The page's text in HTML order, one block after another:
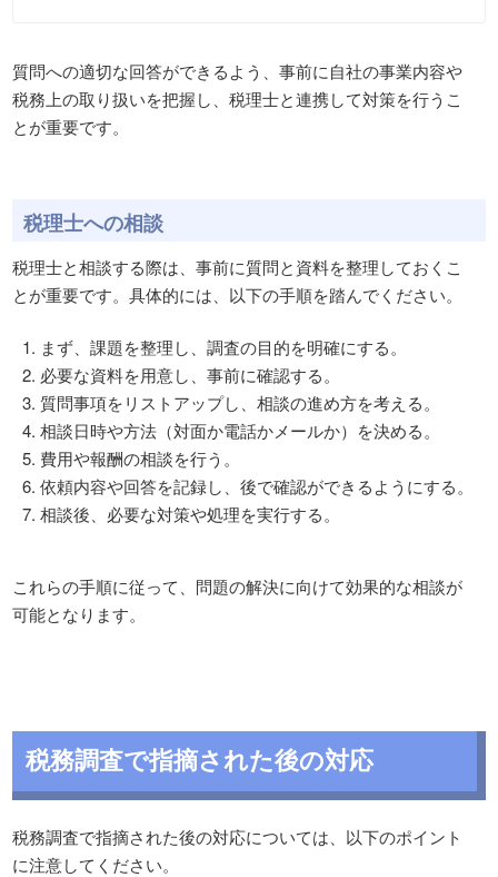
質問への適切な回答ができるよう、事前に自社の事業内容や
税務上の取り扱いを把握し、税理士と連携して対策を行うこ
とが重要です。
税理士への相談
税理士と相談する際は、事前に質問と資料を整理しておくこ
とが重要です。具体的には、以下の手順を踏んでください。
まず、課題を整理し、調査の目的を明確にする。
必要な資料を用意し、事前に確認する。
質問事項をリストアップし、相談の進め方を考える。
相談日時や方法（対面か電話かメールか）を決める。
費用や報酬の相談を行う。
依頼内容や回答を記録し、後で確認ができるようにする。
相談後、必要な対策や処理を実行する。
これらの手順に従って、問題の解決に向けて効果的な相談が
可能となります。
税務調査で指摘された後の対応
税務調査で指摘された後の対応については、以下のポイント
に注意してください。